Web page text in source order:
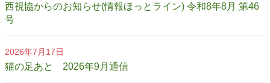
西視協からのお知らせ(情報ほっとライン) 令和8年8月 第46
号
2026年7月17日
猫の足あと 2026年9月通信